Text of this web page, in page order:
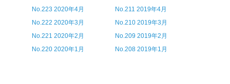
No.223 2020年4月
No.222 2020年3月
No.221 2020年2月
No.220 2020年1月
No.211 2019年4月
No.210 2019年3月
No.209 2019年2月
No.208 2019年1月